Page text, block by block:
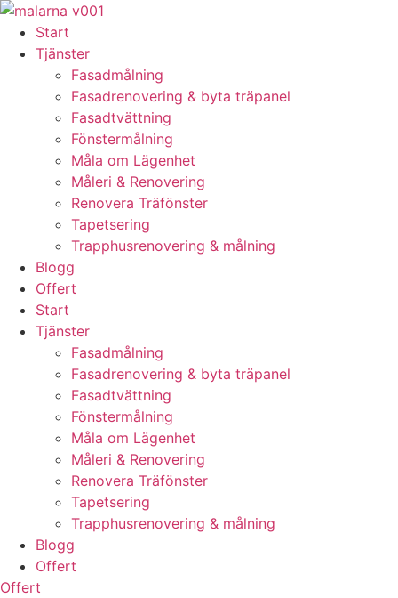
Skip
content
Start
Tjänster
Fasadmålning
Fasadrenovering & byta träpanel
Fasadtvättning
Fönstermålning
Måla om Lägenhet
Måleri & Renovering
Renovera Träfönster
Tapetsering
Trapphusrenovering & målning
Blogg
Offert
Start
Tjänster
Fasadmålning
Fasadrenovering & byta träpanel
Fasadtvättning
Fönstermålning
Måla om Lägenhet
Måleri & Renovering
Renovera Träfönster
Tapetsering
Trapphusrenovering & målning
Blogg
Offert
Offert